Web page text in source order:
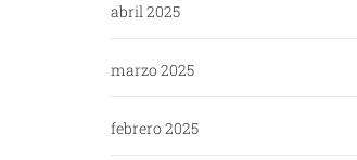
abril 2025
marzo 2025
febrero 2025